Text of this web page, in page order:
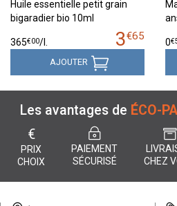
Huile essentielle petit grain
bigaradier bio 10ml
3€65
365€00/
AJOUTER
0€
Les avantages de ÉCO-
€
PRIX
CHOIX
PAIEMENT
SÉCURISÉ
CHEZ